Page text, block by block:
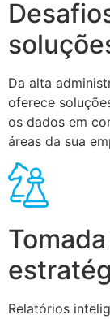
Da alta
oferece
os dados em
áreas da sua
Relatórios